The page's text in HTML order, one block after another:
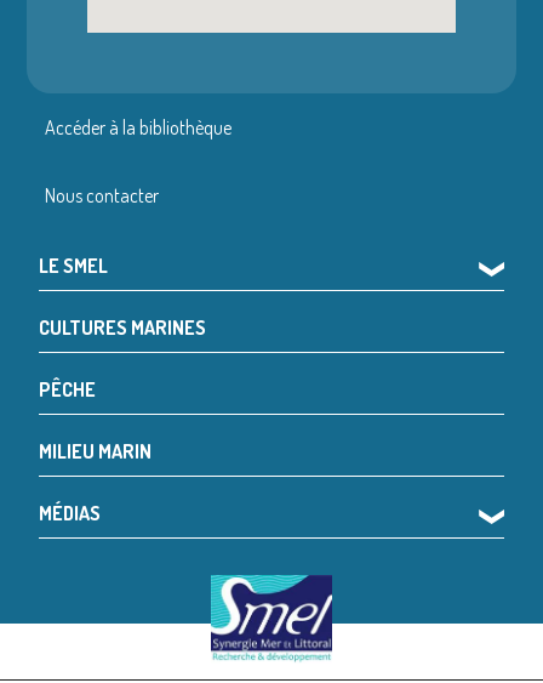
Accéder à la bibliothèque
Nous contacter
LE SMEL ❯
CULTURES MARINES
PÊCHE
MILIEU MARIN
MÉDIAS ❯